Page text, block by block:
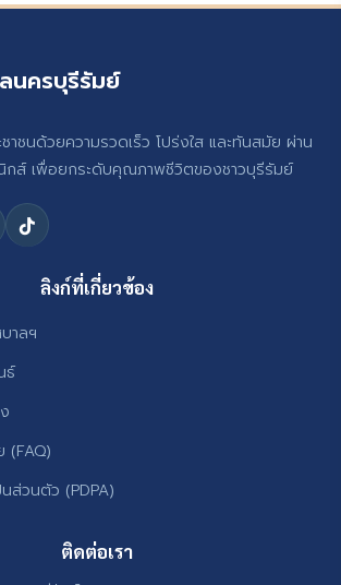
นครบุรีรัมย์
าชนด้วยความรวดเร็ว โปร่งใส และทันสมัย ผ่าน
กส์ เพื่อยกระดับคุณภาพชีวิตของชาวบุรีรัมย์
ลิงก์ที่เกี่ยวข้อง
าลฯ
ธ์
(FAQ)
ส่วนตัว (PDPA)
ติดต่อเรา